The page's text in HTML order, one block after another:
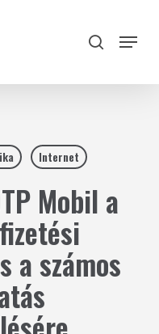
search
Menu
Internet
Mobil a
a számos
Close